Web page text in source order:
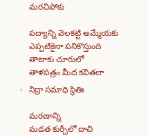
మరచిపోకు
పద్యాన్ని వెలకట్టి అమ్మేయకు
ఎప్పటికైనా పనికొస్తుంది
తాటాకు చూరులో
తాళపత్రం మీద కవితలా
నిద్రా సమాధి స్థితిః
మరణాన్ని
మడత కుర్చీలో దాచి